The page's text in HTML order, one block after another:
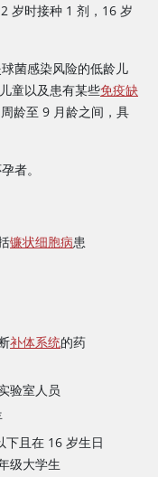
岁时接种 1 剂，16 岁
菌感染风险的低龄儿
童以及患有某些免疫缺
龄至 9 月龄之间，具
者。
镰状细胞病患
补体系统‬的药
验室人员
下且在 16 岁生日
级大学生